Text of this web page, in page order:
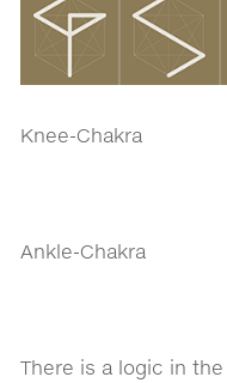
Knee-Chakra
Ankle-Chakra
There is a logic in